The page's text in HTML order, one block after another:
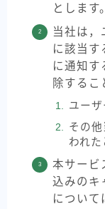
とします。
当社は，
に該当す
に通知す
除するこ
ユー
その
われ
本サービ
込みのキ
について